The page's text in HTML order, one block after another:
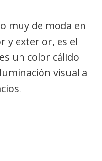
muy de moda en
y exterior, es el
un color cálido
visual a